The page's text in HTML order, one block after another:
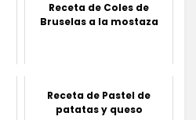
Receta de Coles de
Bruselas a la mostaza
Receta de Pastel de
patatas y queso